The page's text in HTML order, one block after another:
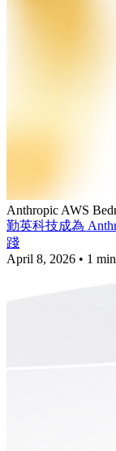
Anthropic AWS
勤英科技成為
踐
April 8, 2026 • 1